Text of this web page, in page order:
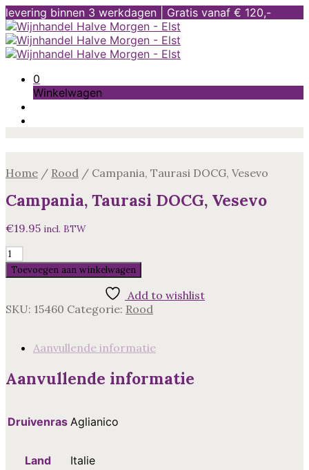
levering binnen 3 werkdagen | Gratis vanaf € 120,-
0
Winkelwagen
Home / Rood / Campania, Taurasi DOCG, Vesevo
Campania, Taurasi DOCG, Vesevo
€19.95 incl. BTW
Campania,
Taurasi
DOCG,
aantal
Toevoegen aan winkelwagen
Add to wishlist
SKU: 15460 Categorie: Rood
Aanvullende informatie
Aanvullende informatie
Druivenras Aglianico
Land Italie